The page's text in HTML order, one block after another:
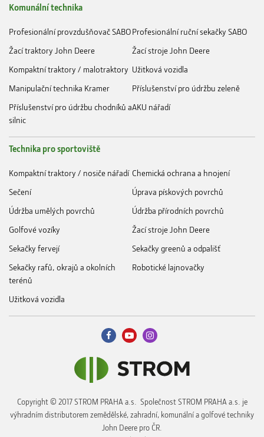
Komunální technika
Profesionální provzdušňovač SABOProfesionální ruční sekačky SABO
Žací traktory John Deere
Žací stroje John Deere
Kompaktní traktory / malotraktory Užitková vozidla
Manipulační technika Kramer
Příslušenství pro údržbu zeleně
Příslušenství pro údržbu chodníků a
silnic
AKU nářadí
Technika pro sportoviště
Kompaktní traktory / nosiče nářadí Chemická ochrana a hnojení
Sečení
Úprava pískových povrchů
Údržba umělých povrchů
Údržba přírodních povrchů
Golfové vozíky
Žací stroje John Deere
Sekačky fervejí
Sekačky greenů a odpališť
Sekačky rafů, okrajů a okolních
terénů
Robotické lajnovačky
Užitková vozidla
Copyright © 2017 STROM PRAHA a.s. Společnost STROM PRAHA a.s. je
výhradním distributorem zemědělské, zahradní, komunální a golfové techniky
John Deere pro ČR.